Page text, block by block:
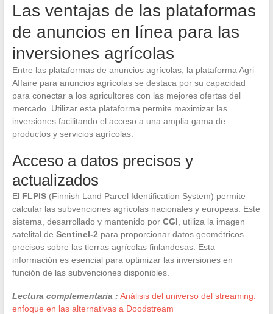
Las ventajas de las plataformas
de anuncios en línea para las
inversiones agrícolas
Entre las plataformas de anuncios agrícolas, la plataforma Agri
Affaire para anuncios agrícolas se destaca por su capacidad
para conectar a los agricultores con las mejores ofertas del
mercado. Utilizar esta plataforma permite maximizar las
inversiones facilitando el acceso a una amplia gama de
productos y servicios agrícolas.
Acceso a datos precisos y
actualizados
El FLPIS(Finnish Land Parcel Identification System) permite
calcular las subvenciones agrícolas nacionales y europeas. Este
sistema, desarrollado y mantenido por CGI , utiliza la imagen
satelital de Sentinel-2 para proporcionar datos geométricos
precisos sobre las tierras agrícolas finlandesas. Esta
información es esencial para optimizar las inversiones en
función de las subvenciones disponibles.
Lectura complementaria : Análisis del universo del streaming:
enfoque en las alternativas a Doodstream